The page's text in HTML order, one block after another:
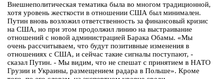
Внешнеполитическая тематика была во многом традиционной,
хотя уровень жесткости в отношении США был минимален.
Путин вновь возложил ответственность за финансовый кризис
на США, но при этом продолжил линию на выстраивание
отношений с новой администрацией Барака Обамы. «Мы
очень рассчитываем, что будут позитивные изменения в
отношениях с США, и сейчас такие сигналы поступают, -
сказал Путин. - Мы видим, что не спешат с принятием в НАТО
Грузии и Украины, размещением радара в Польше». Кроме